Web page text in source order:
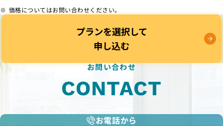
価格についてはお問い合わせください。
プランを選択して
申し込む
お問い合わせ
CONTACT
お電話から